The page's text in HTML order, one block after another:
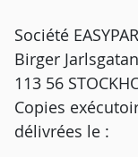
Société
Birger
113 56
Copies
délivrées le :